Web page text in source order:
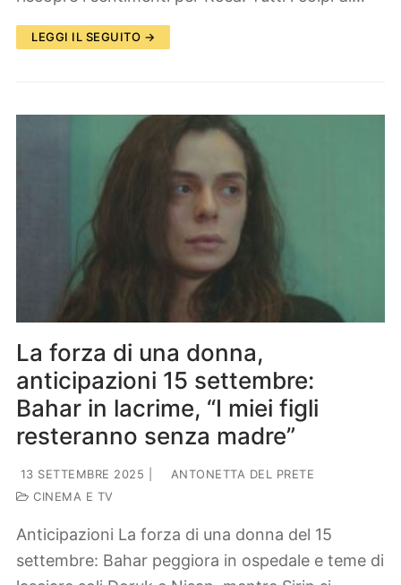
LEGGI IL SEGUITO →
La forza di una donna,
anticipazioni 15 settembre:
Bahar in lacrime, “I miei figli
resteranno senza madre”
13 SETTEMBRE 2025
ANTONETTA DEL PRETE
CINEMA E TV
Anticipazioni La forza di una donna del 15
settembre: Bahar peggiora in ospedale e teme di